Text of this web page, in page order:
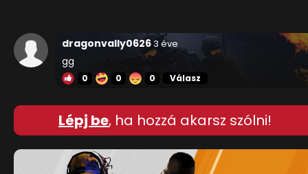
dragonvally06263 éve
gg
0 0 0 Válasz
Lépj be, ha hozzá akarsz szólni!